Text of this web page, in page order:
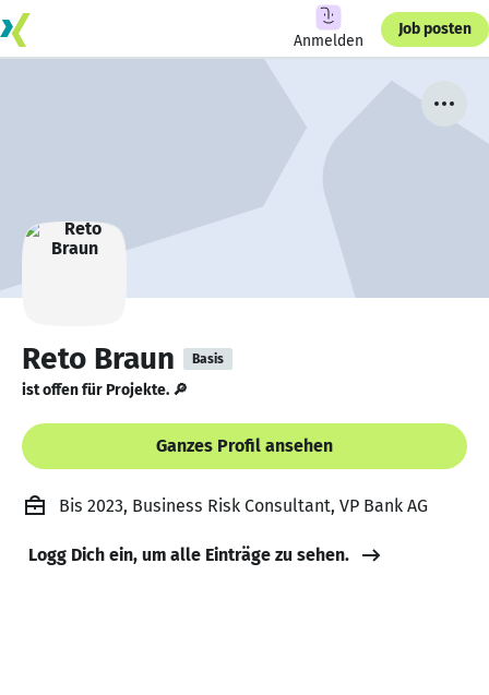
Anmelden
Job posten
Reto Braun Basis
ist offen für Projekte. 🔎
Ganzes Profil ansehen
Bis 2023, Business Risk Consultant, VP Bank AG
Logg Dich ein, um alle Einträge zu sehen.